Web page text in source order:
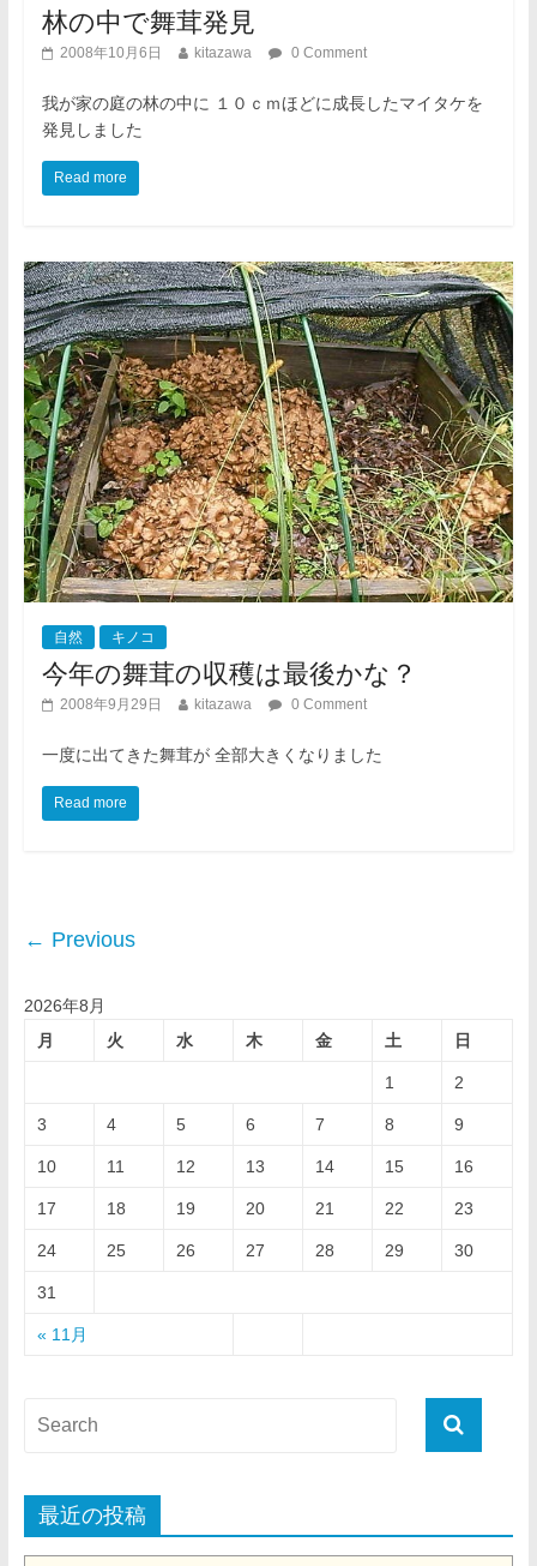
林の中で舞茸発見
2008年10月6日 kitazawa 0 Comment
我が家の庭の林の中に １０ｃｍほどに成長したマイタケを
発見しました
Read more
自然 キノコ
今年の舞茸の収穫は最後かな？
2008年9月29日 kitazawa 0 Comment
一度に出てきた舞茸が 全部大きくなりました
Read more
← Previous
2026年8月
月
火 水 木 金 土 日
« 11月
1 2
3 4 5 6 7 8 9
10 11 12 13 14 15 16
17 18 19 20 21 22 23
24 25 26 27 28 29 30
31
最近の投稿